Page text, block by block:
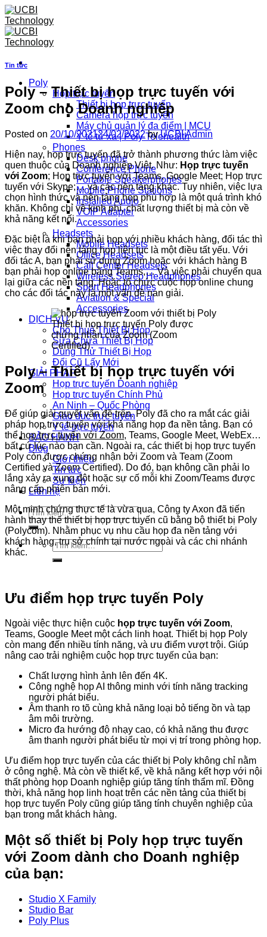
Skip
to
content
Poly
Họp trực tuyến
Thiết bị họp trực tuyến
Camera họp trực tuyến
Máy chủ quản lý đa điểm | MCU
Y tế từ xa | Poly Telehealth
Phones
Desk phone
Conference Phone
Portable Speakerphones
Mobile Phone Stations
Installed Audio
VOIP Adapter
Accessories
Headsets
Mobile Headsets
Office Headsets
Call Center Headsets
Wireless Stereo Headphones
Sport Headphones
Aviation & Special
Accessories
DỊCH VỤ
Cho Thuê Thiết Bị Họp
Sữa Chửa Thiết Bị Họp
Dùng Thử Thiết Bị Họp
Đổi Cũ Lấy Mới
GIẢI PHÁP
Họp trực tuyến Doanh nghiệp
Họp trực tuyến Chính Phủ
An Ninh – Quốc Phòng
Giáo dục trực tuyến
Y tế trực tuyến
BẢO HÀNH
Blog
Giới thiệu
Tin tức
Sự kiện
Liên hệ
Tìm
kiếm:
Tìm
kiếm:
Tin tức
Poly – Thiết bị họp trực tuyến với
Zoom cho Doanh nghiệp
Posted on 20/10/202124/02/2022byUCBI Admin
Hiện nay, họp trực tuyến đã trở thành phương thức làm việc
quen thuộc của Doanh nghiệp Việt. Như: Họp trực tuyến
với Zoom; Họp trực tuyến với Teams, Google Meet; Họp trực
tuyến với Skype;… và các nền tảng khác. Tuy nhiên, việc lựa
chọn hình thức và nền tảng họp phù hợp là một quá trình khó
khăn. Không chỉ về kinh phí, chất lượng thiết bị mà còn về
khả năng kết nối.
Đặc biệt là khi bạn phải họp với nhiều khách hàng, đối tác thì
việc thay đổi nền tảng họp liên tục là một điều tất yếu. Với
đối tác A, bạn phải sử dụng Zoom hoặc với khách hàng B
bạn phải họp online bằng Teams,… Và việc phải chuyển qua
lại giữa các nền tảng. Hoặc tổ chức cuộc họp online chung
cho các đối tác này là một vấn đề nan giải.
Thiết bị họp trực tuyến Poly được
chứng nhận của Zoom (Zoom
Certified)
Poly – Thiết bị họp trực tuyến với
Zoom
Để giúp giải quyết vấn đề trên. Poly đã cho ra mắt các giải
pháp họp trực tuyến với khả năng họp đa nền tảng. Bạn có
thểhọp trực tuyến với Zoom, Teams, Google Meet, WebEx…
bất cứ lúc nào bạn cần. Ngoài ra, các thiết bị họp trực tuyến
Poly còn được chứng nhận bởi Zoom và Team (Zoom
Certified và Zoom Certified). Do đó, bạn không cần phải lo
lắng xảy ra xung đột hoặc sự cố mỗi khi Zoom/Teams được
nâng cấp phiên bản mới.
Một minh chứng thực tế là vừa qua, Công ty Axon đã tiến
hành thay thế thiết bị họp trực tuyến cũ bằng bộ thiết bị Poly
(Polycom). Nhằm phục vụ nhu cầu họp đa nền tảng với
khách hàng, trụ sở chính tại nước ngoài và các chi nhánh
khác.
Ưu điểm họp trực tuyến Poly
Ngoài việc thực hiện cuộc họp trực tuyến với Zoom,
Teams, Google Meet một cách linh hoạt. Thiết bị họp Poly
còn mang đến nhiều tính năng, và ưu điểm vượt trội. Giúp
nâng cao trải nghiệm cuộc họp trực tuyến của bạn:
Chất lượng hình ảnh lên đến 4K.
Công nghệ họp AI thông minh với tính năng tracking
người phát biểu.
Âm thanh ro tõ cùng khả năng loại bỏ tiếng ồn và tạp
âm môi trường.
Micro đa hướng độ nhạy cao, có khả năng thu được
âm thanh người phát biểu từ mọi vị trí trong phòng họp.
Ưu điểm họp trực tuyến của các thiết bị Poly không chỉ nằm
ở công nghệ. Mà còn về thiết kế, về khả năng kết hợp với nội
thất phòng họp Doanh nghiệp giúp tăng tính thẩm mĩ. Đồng
thời, khả năng họp linh hoạt trên các nền tảng của thiết bị
họp trực tuyến Poly cũng giúp tăng tính chuyên nghiệp của
bạn trong mắt khách hàng.
Một số thiết bị Poly họp trực tuyến
với Zoom dành cho Doanh nghiệp
của bạn:
Studio X Family
Studio Bar
Poly Plus